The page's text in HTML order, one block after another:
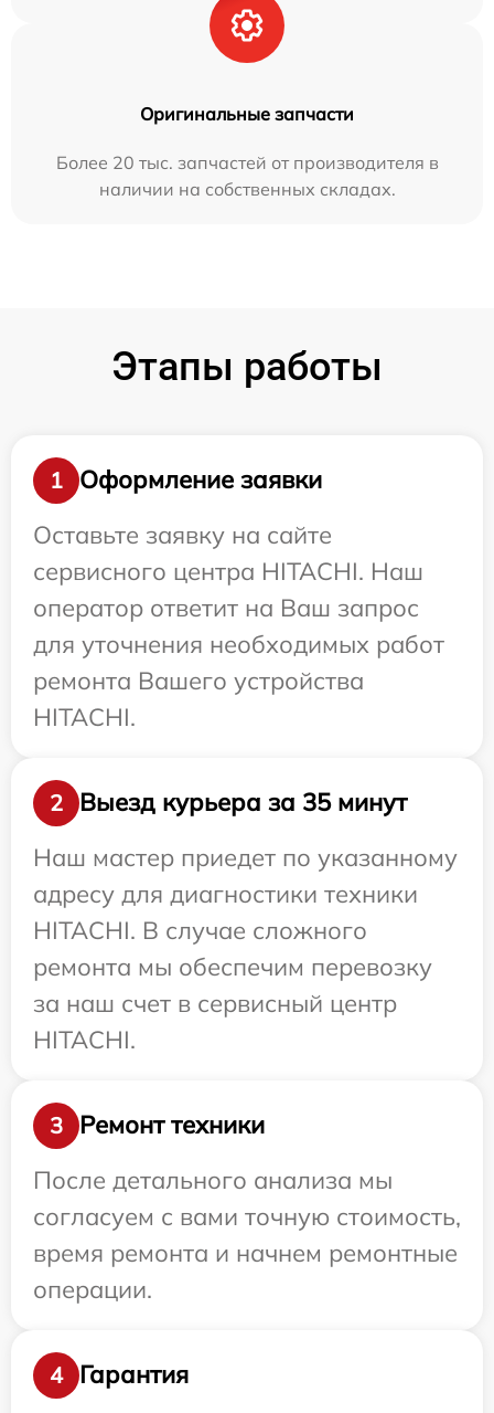
Оригинальные запчасти
Более 20 тыс. запчастей от производителя в
наличии на собственных складах.
Этапы работы
1
Оформление заявки
Оставьте заявку на сайте
сервисного центра HITACHI. Наш
оператор ответит на Ваш запрос
для уточнения необходимых работ
ремонта Вашего устройства
HITACHI.
2
Выезд курьера за 35 минут
Наш мастер приедет по указанному
адресу для диагностики техники
HITACHI. В случае сложного
ремонта мы обеспечим перевозку
за наш счет в сервисный центр
HITACHI.
3
Ремонт техники
После детального анализа мы
согласуем с вами точную стоимость,
время ремонта и начнем ремонтные
операции.
4 Гарантия